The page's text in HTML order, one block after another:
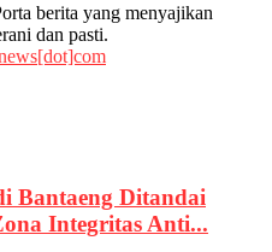
berita yang menyajikan
dan pasti.
Bantaeng Ditandai
Integritas Anti...